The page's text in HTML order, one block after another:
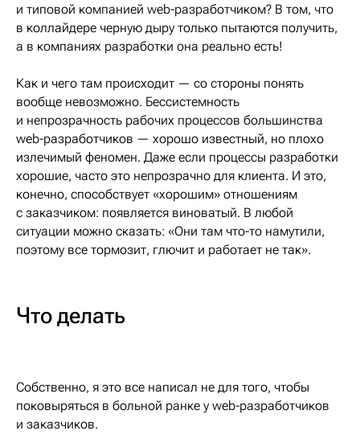
и типовой компанией web-разработчиком? В том, что
в коллайдере черную дыру только пытаются получить,
а в компаниях разработки она реально есть!
Как и чего там происходит — со стороны понять
вообще невозможно. Бессистемность
и непрозрачность рабочих процессов большинства
web-разработчиков — хорошо известный, но плохо
излечимый феномен. Даже если процессы разработки
хорошие, часто это непрозрачно для клиента. И это,
конечно, способствует «хорошим» отношениям
с заказчиком: появляется виноватый. В любой
ситуации можно сказать: «Они там что-то намутили,
поэтому все тормозит, глючит и работает не так».
Что делать
Собственно, я это все написал не для того, чтобы
поковыряться в больной ранке у web-разработчиков
и заказчиков.